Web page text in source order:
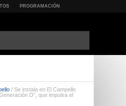
PROGRAMACIÓN
/ Se instala en El Campello
D”, que impulsa el